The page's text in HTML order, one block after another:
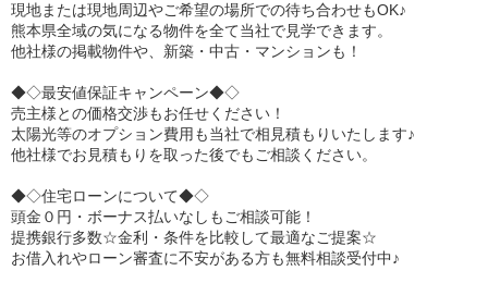
現地または現地周辺やご希望の場所での待ち合わせもOK♪
熊本県全域の気になる物件を全て当社で見学できます。
他社様の掲載物件や、新築・中古・マンションも！
◆◇最安値保証キャンペーン◆◇
売主様との価格交渉もお任せください！
太陽光等のオプション費用も当社で相見積もりいたします♪
他社様でお見積もりを取った後でもご相談ください。
◆◇住宅ローンについて◆◇
頭金０円・ボーナス払いなしもご相談可能！
提携銀行多数☆金利・条件を比較して最適なご提案☆
お借入れやローン審査に不安がある方も無料相談受付中♪